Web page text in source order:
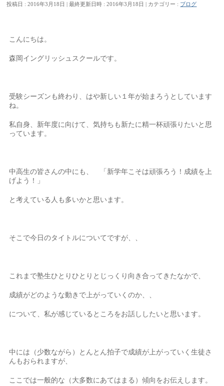
投稿日 : 2016年3月18日 最終更新日時 : 2016年3月18日 カテゴリー : ブログ
こんにちは。
森岡イングリッシュスクールです。
受験シーズンも終わり、はや新しい１年が始まろうとしています
ね。
私自身、新年度に向けて、気持ちも新たに精一杯頑張りたいと思
っています。
中高生の皆さんの中にも、 「新学年こそは頑張ろう！成績を上
げよう！」
と考えている人も多いかと思います。
そこで今日のタイトルについてですが、、
これまで塾生ひとりひとりとじっくり向き合ってきたなかで、
成績がどのような動きで上がっていくのか、、
について、私が感じているところをお話ししたいと思います。
中には（少数ながら）とんとん拍子で成績が上がっていく生徒さ
んもおられますが、
ここでは一般的な（大多数にあてはまる）傾向をお伝えします。